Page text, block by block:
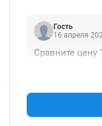
Гость
16 апреля
Сравните